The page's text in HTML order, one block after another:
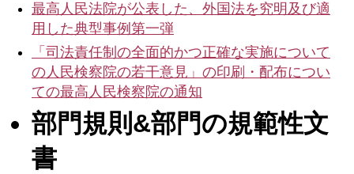
最高人民法院が公表した、外国法を究明及び適
用した典型事例第一弾
「司法責任制の全面的かつ正確な実施について
の人民検察院の若干意見」の印刷・配布につい
ての最高人民検察院の通知
部門規則&部門の規範性文
書